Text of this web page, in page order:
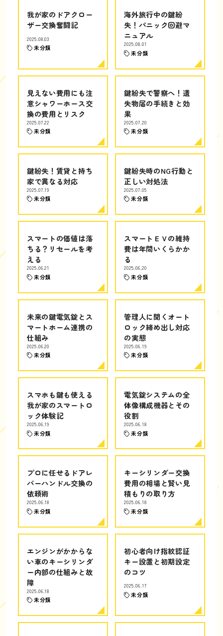
我が家のドアクロー
ザー交換奮闘記
2025.08.03
未分類
海外旅行中の鍵紛
失！パニック回避マ
ニュアル
2025.08.01
未分類
見えない費用にも注
意シャワーホース交
換の費用とリスク
2025.07.22
未分類
鍵紛失で警察へ！遺
失物届の手続きと効
果
2025.07.20
未分類
鍵紛失！賃貸と持ち
家で異なる対応
2025.07.19
未分類
鍵紛失時のNG行動と
正しい対処法
2025.07.05
未分類
スマートの価値は落
ちる？リセールを考
える
2025.06.21
未分類
スマートＥＶの維持
費は年間いくらかか
る
2025.06.20
未分類
未来の鍵電気錠とス
マートホーム連携の
仕組み
2025.06.20
未分類
管理人に聞くオート
ロック締め出し対応
の実態
2025.06.19
未分類
スマホも鍵も使える
我が家のスマートロ
ック体験記
2025.06.19
未分類
電気錠システムの全
体像構成機器とその
役割
2025.06.18
未分類
プロに任せるドアレ
バーハンドル交換の
依頼術
2025.06.18
未分類
キーシリンダー交換
費用の相場と賢い見
積もりの取り方
2025.06.18
未分類
エンジンがかからな
い車のキーシリンダ
ー内部の仕組みと故
障
2025.06.18
未分類
初心者向け指紋認証
キー設置と初期設定
のコツ
2025.06.17
未分類